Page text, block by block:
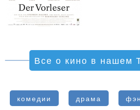
Все о кино в нашем
комедии драма